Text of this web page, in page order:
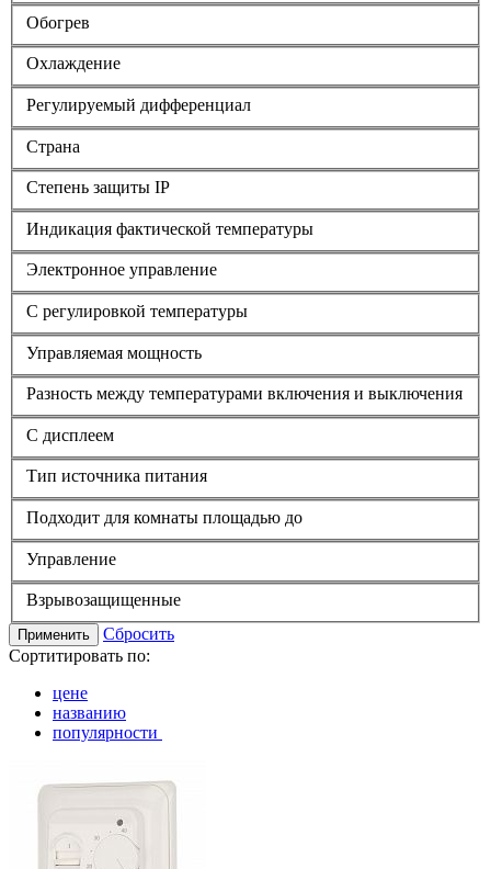
Обогрев
Охлаждение
Регулируемый дифференциал
Страна
Степень защиты IP
Индикация фактической температуры
Электронное управление
С регулировкой температуры
Управляемая мощность
Разность между температурами включения и выключения
С дисплеем
Тип источника питания
Подходит для комнаты площадью до
Управление
Взрывозащищенные
Применить
Сбросить
Сортитировать по:
цене
названию
популярности